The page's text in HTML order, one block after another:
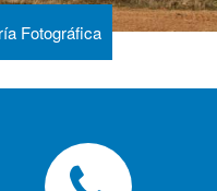
Fotográfica